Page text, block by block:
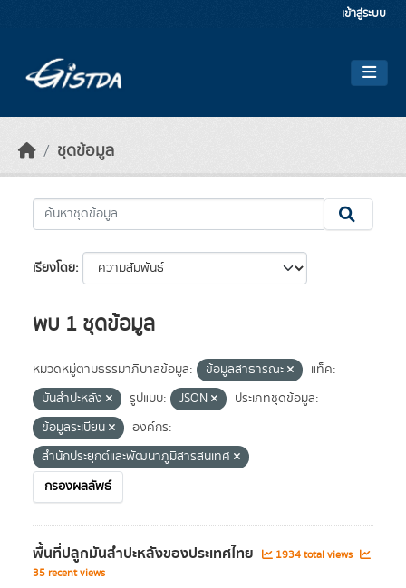
เข้าสู่ระบบ
ชุดข้อมูล
เรียงโดย
พบ 1 ชุดข้อมูล
หมวดหมู่ตามธรรมาภิบาลข้อมูล: ข้อมูลสาธารณะ
แท็ค:
มันสำปะหลัง
รูปแบบ: JSON
ประเภทชุดข้อมูล:
ข้อมูลระเบียน
องค์กร:
สำนักประยุกต์และพัฒนาภูมิสารสนเทศ
กรองผลลัพธ์
พื้นที่ปลูกมันสำปะหลังของประเทศไทย
1934 total views
35 recent views